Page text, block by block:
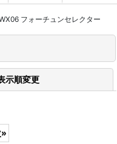
フォーチュンセレクター
示順変更
»